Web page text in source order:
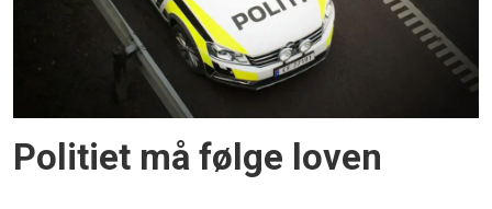
Politiet må følge loven